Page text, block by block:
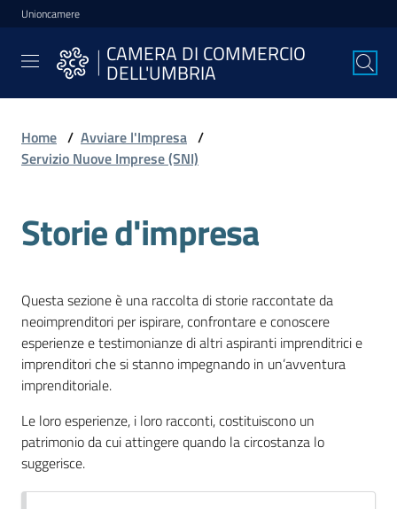
Vai al contenuto
Vai alla navigazione
Vai al footer
Unioncamere
CAMERA DI COMMERCIO
DELL'UMBRIA
CAMERA DI
COMMERCIO
DELL'UMBRIA
Gestire
l'Impresa
Promuovere
l'Impresa
e
Home / Avviare l'Impresa /
Servizio Nuove Imprese (SNI)
Storie d'impresa
Questa sezione è una raccolta di storie raccontate da
neoimprenditori per ispirare, confrontare e conoscere
esperienze e testimonianze di altri aspiranti imprenditrici e
imprenditori che si stanno impegnando in un’avventura
imprenditoriale.
Le loro esperienze, i loro racconti, costituiscono un
patrimonio da cui attingere quando la circostanza lo
suggerisce.